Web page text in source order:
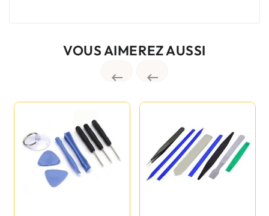
VOUS AIMEREZ AUSSI
 